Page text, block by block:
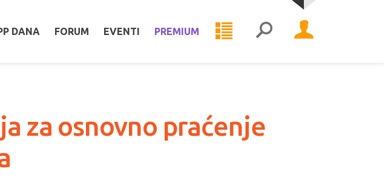
DANA FORUM EVENTI PREMIUM
za osnovno praćenje